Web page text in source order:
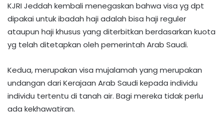
KJRI Jeddah kembali menegaskan bahwa visa yg dpt
dipakai untuk ibadah haji adalah bisa haji reguler
ataupun haji khusus yang diterbitkan berdasarkan kuota
yg telah ditetapkan oleh pemerintah Arab Saudi.
Kedua, merupakan visa mujalamah yang merupakan
undangan dari Kerajaan Arab Saudi kepada individu
individu tertentu di tanah air. Bagi mereka tidak perlu
ada kekhawatiran.